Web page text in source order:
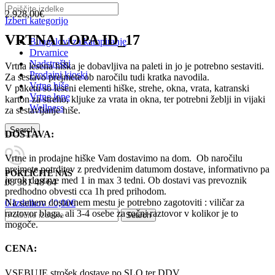
Izberi kategorijo
Bungalovi za kampiranje
Drvarnice
Nadstreški
Prodajni kioski
Vrtne hiše
Vrtne lope
Wellness
Search
POKLIČITE NAS
08 381 48 64
0Izdelkov / 0,00€
Search
2.928,00€
VRTNA LOPA ID_17
Vrtna lesena hiška je dobavljiva na paleti in jo je potrebno sestaviti.
Za sestavo prejmete ob naročilu tudi kratka navodila.
V paketu so leseni elementi hiške, strehe, okna, vrata, katranski
karton za streho, kljuke za vrata in okna, ter potrebni žeblji in vijaki
za sestavljanje hiše.
DOSTAVA:
Vrtne in prodajne hiške Vam dostavimo na dom. Ob naročilu
prejmete potrditev z predvidenim datumom dostave, informativno pa
je rok dostave med 1 in max 3 tedni. Ob dostavi vas prevoznik
predhodno obvesti cca 1h pred prihodom.
Na samem dostavnem mestu je potrebno zagotoviti : viličar za
raztovor blaga, ali 3-4 osebe za ročni raztovor v kolikor je to
mogoče.
CENA:
VSEBUJE strošek dostave po SLO ter DDV,